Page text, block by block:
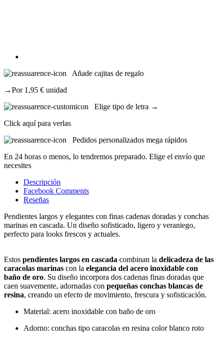
Añade cajitas de regalo
→Por 1,95 € unidad
Elige tipo de letra →
Click aquí para verlas
Pedidos personalizados mega rápidos
En 24 horas o menos, lo tendremos preparado. Elige el envío que
necesites
Descripción
Facebook Comments
Reseñas
Pendientes largos y elegantes con finas cadenas doradas y conchas
marinas en cascada. Un diseño sofisticado, ligero y veraniego,
perfecto para looks frescos y actuales.
Estos pendientes largos en cascada combinan la delicadeza de las
caracolas marinas con la elegancia del acero inoxidable con
baño de oro. Su diseño incorpora dos cadenas finas doradas que
caen suavemente, adornadas con pequeñas conchas blancas de
resina, creando un efecto de movimiento, frescura y sofisticación.
Material: acero inoxidable con baño de oro
Adorno: conchas tipo caracolas en resina color blanco roto